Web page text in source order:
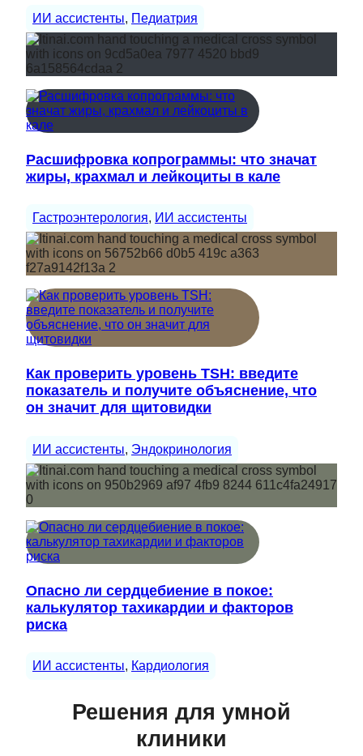
ИИ ассистенты, Педиатрия
Расшифровка копрограммы: что значат
жиры, крахмал и лейкоциты в кале
Гастроэнтерология, ИИ ассистенты
Как проверить уровень TSH: введите
показатель и получите объяснение, что
он значит для щитовидки
ИИ ассистенты, Эндокринология
Опасно ли сердцебиение в покое:
калькулятор тахикардии и факторов
риска
ИИ ассистенты, Кардиология
Решения для умной
клиники